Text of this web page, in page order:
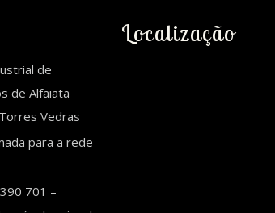
de
de Alfaiata
Vedras
para a rede
701 –
Localização